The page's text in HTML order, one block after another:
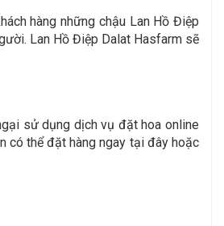
hàng những chậu Lan Hồ Điệp
Lan Hồ Điệp Dalat Hasfarm sẽ
sử dụng dịch vụ đặt hoa online
có thể đặt hàng ngay tại đây hoặc